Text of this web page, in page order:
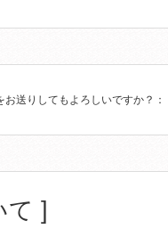
送りしてもよろしいですか？ ：
て ]